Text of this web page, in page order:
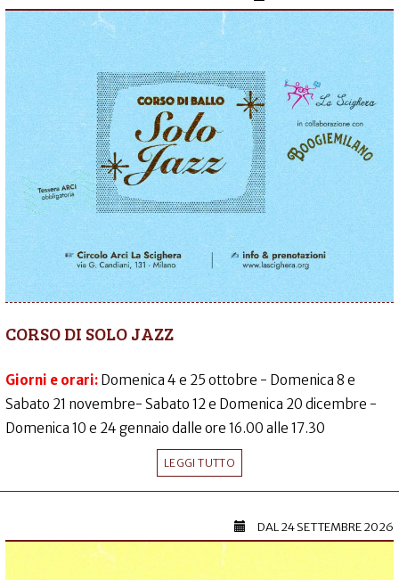
CORSO DI SOLO JAZZ
Giorni e orari: Domenica 4 e 25 ottobre - Domenica 8 e
Sabato 21 novembre- Sabato 12 e Domenica 20 dicembre -
Domenica 10 e 24 gennaio dalle ore 16.00 alle 17.30
LEGGI TUTTO
DAL24 SETTEMBRE 2026